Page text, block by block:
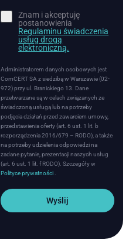
Znam i akceptuję
postanowienia
Regulaminu świadczenia
usług drogą
elektroniczną.
Administratorem danych osobowych jest
ComCERT SA z siedzibą w Warszawie (02-
972) przy ul. Branickiego 13. Dane
przetwarzane są w celach związanych ze
świadczoną usługą lub na potrzeby
podjęcia działań przed zawarciem umowy,
przedstawienia oferty (art. 6 ust. 1 lit. b
rozporządzenia 2016/679 – RODO), a także
na potrzeby udzielenia odpowiedzi na
zadane pytanie, prezentacji naszych usług
(art. 6 ust. 1 lit. f RODO). Szczegóły w
Polityce prywatności
Wyślij